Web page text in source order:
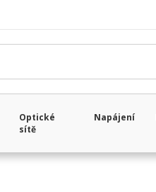
Optické
sítě
Napájení